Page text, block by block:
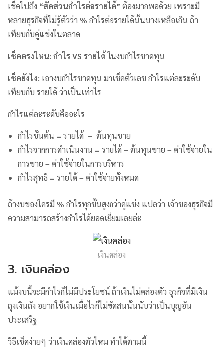
เช็คไปถึง “สัดส่วนกำไรต่อรายได้” ต้องมากพอด้วย เพราะมี
หลายธุรกิจที่ไม่รู้ตัวว่า % กำไรต่อรายได้นั้นบางเหลือเกิน ถ้า
เทียบกับคู่แข่งในตลาด
เช็คตรงไหน: กำไร VS รายได้ในงบกำไรขาดทุน
เช็คยังไง: เอางบกำไรขาดทุน มาเช็คตัวเลข กำไรแต่ละระดับ
เทียบกับ รายได้ ว่าเป็นเท่าไร
กำไรแต่ละระดับคืออะไร
กำไรขั้นต้น = รายได้ – ต้นทุนขาย
กำไรจากการดำเนินงาน = รายได้ – ต้นทุนขาย – ค่าใช้จ่ายใน
การขาย – ค่าใช้จ่ายในการบริหาร
กำไรสุทธิ = รายได้ – ค่าใช้จ่ายทั้งหมด
ถ้างบของใครมี % กำไรทุกขั้นสูงกว่าคู่แข่ง แปลว่า เจ้าของธุรกิจมี
ความสามารถสร้างกำไรได้ยอดเยี่ยมเลยล่ะ
เงินคล่อง
3. เงินคล่อง
แม้งบนี้จะมีกำไรก็ไม่มีประโยชน์ ถ้าเงินไม่คล่องตัว ธุรกิจที่มีเงิน
ถุงเงินถัง อยากใช้เงินเมื่อไรก็ไม่ขัดสนนั้นนับว่าเป็นบุญอัน
ประเสริฐ
วิธีเช็คง่ายๆ ว่าเงินคล่องตัวไหม ทำได้ตามนี้